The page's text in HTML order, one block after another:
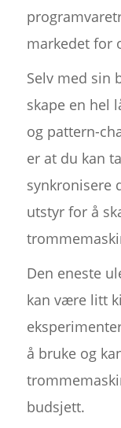
markedet for
Selv med sin
skape en hel
og pattern-
er at du kan
synkronisere
utstyr for å
Den eneste
kan være litt
å bruke og
budsjett.